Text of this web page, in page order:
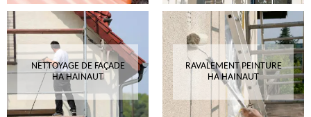
NETTOYAGE DE FAÇADE
HA HAINAUT
RAVALEMENT PEINTURE
HA HAINAUT